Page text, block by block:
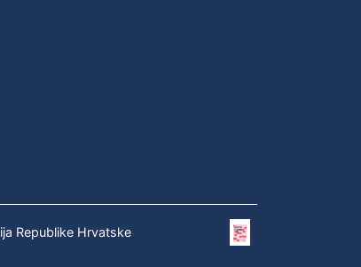
Republike Hrvatske